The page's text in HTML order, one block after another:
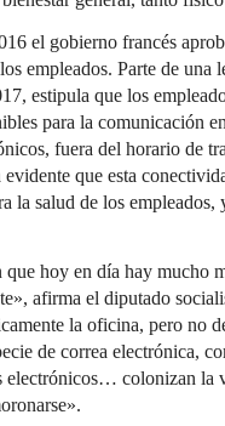
el gobierno francés
empleados. Parte de una
estipula que los
para la comunicación
fuera del horario de
que esta
la salud de los empleados,
que hoy en día hay mucho
afirma el diputado
la oficina, pero no
de correa electrónica,
electrónicos… colonizan la